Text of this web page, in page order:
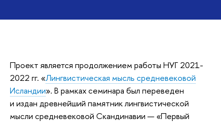
Проект является продолжением работы НУГ 2021-
2022 гг. «Лингвистическая мысль средневековой
Исландии». В рамках семинара был переведен
и издан древнейший памятник лингвистической
мысли средневековой Скандинавии — «Первый